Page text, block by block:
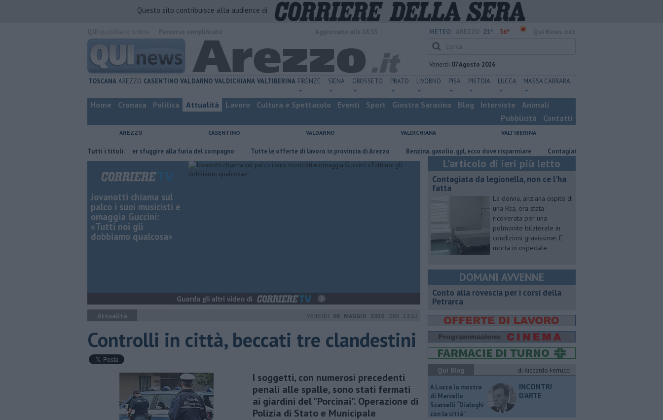
Questo sito contribuisce alla audience di
METEO: 21° 36°
Venerdì 07 Agosto 2026
TOSCANA AREZZO CASENTINO VALDARNO VALDICHIANA VALTIBERINA FIRENZE SIENA GROSSETO PRATO LIVORNO PISA PISTOIA LUCCA MASSA CARRARA
Home Cronaca Politica Attualità Lavoro Cultura e Spettacolo Eventi Sport Giostra Saracino Blog Interviste
Animali
Pubblicità
Contatti
AREZZO CASENTINO VALDARNO VALDICHIANA VALTIBERINA
Tutti i titoli:
Nascosta in un bar per sfuggire alla furia del compagno ​Tutte le offerte di lavoro in provincia di Arezzo ​Benzina, gasolio, gpl, ecco dove risparmiare Contagiata da legionella, non ce l'ha fatta
Jovanotti chiama sul
palco i suoi musicisti e
omaggia Guccini:
«Tutti noi gli
dobbiamo qualcosa»
Attualità VENERDÌ 08 MAGGIO 2020 ORE 13:52
Controlli in città, beccati tre clandestini
I soggetti, con numerosi precedenti
penali alle spalle, sono stati fermati
ai giardini del "Porcinai". Operazione di
Polizia di Stato e Municipale
L'articolo di ieri più letto
Contagiata da legionella, non ce l'ha
fatta
La donna, anziana ospite di
una Rsa, era stata
ricoverata per una
polmonite bilaterale in
condizioni gravissime. E'
morta in ospedale
DOMANI AVVENNE
​Conto alla rovescia per i corsi della
Petrarca
Qui Blog
di Riccardo Ferrucci
A Lucca la mostra
di Marcello
Scarselli “Dialoghi
con la città"
INCONTRI
D'ARTE